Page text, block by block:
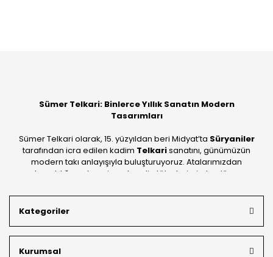
Sümer Telkari: Binlerce Yıllık Sanatın Modern
Tasarımları
Sümer Telkari olarak, 15. yüzyıldan beri Midyat’ta Süryaniler
tarafından icra edilen kadim Telkarisanatını, günümüzün
modern takı anlayışıyla buluşturuyoruz. Atalarımızdan
devraldığımız bu mirası; kendi atölyelerimizde, dünya
Mardin’in tarihi dokusunu yansıtan geleneksel işlemeleri, her
bütçeye uygun
müşterilerimizin özel siparişlerini benzersiz bir titizlikle
Kategoriler
Kurumsal